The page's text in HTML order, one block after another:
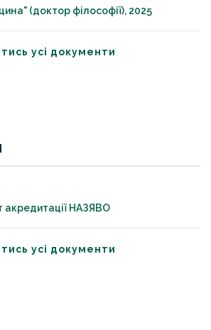
(доктор філософії), 2025
усі документи
акредитації НАЗЯВО
усі документи